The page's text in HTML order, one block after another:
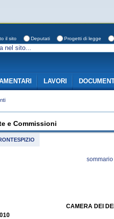
il sito Deputati Progetti di legge
LAVORI
e Commissioni
sommario
CAMERA DEI